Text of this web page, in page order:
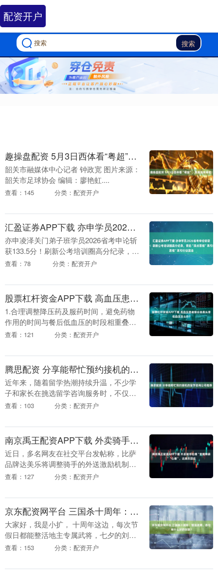
搜索
配资开户
趣操盘配资 5月3日西体看“粤超”，观赛指南来啦！
韶关市融媒体中心记者 钟政宽 图片来源：
韶关市足球协会 编辑：廖艳虹....
查看：145 分类：配资开户
汇盈证券APP下载 亦申学员2026省考申论斩获133.5分！刷新公考培训圈高分纪录，背后“踩点思维”再引行业震动
亦申凌泽关门弟子班学员2026省考申论斩
获133.5分！刷新公考培训圈高分纪录，背
后“踩点思维”再引行业震动 2026年贵州省
查看：78 分类：配资开户
股票杠杆资金APP下载 高血压患者餐后容易头晕低血压怎么办？
1.合理调整降压药及服药时间，避免药物
作用的时间与餐后低血压的时段相重叠。
一般建议高血压患者在早晨起床后服药，
药，最好将服药....
查看：121 分类：配资开户
腾思配资 分享能帮忙预约接机的留学咨询公司推荐
近年来，随着留学热潮持续升温，不少学
子和家长在挑选留学咨询服务时，不仅关
注院校申请、文书撰写等核心环节，对行
求，比如提前预约....
查看：103 分类：配资开户
南京禹王配资APP下载 外卖骑手吐槽“变相降薪”“心塞”，达美乐回应
近日，多名网友在社交平台发帖称，比萨
品牌达美乐将调整骑手的外送激励机制，
这被吐槽是在变相降薪。 根据达美乐发布
送团队激励方案....
查看：127 分类：配资开户
京东配资网平台 三国杀十周年：整活武将，各位有什么好的创意？
大家好，我是小扩， 十周年这边，每次节
假日都能整活地主专属武将，七夕的刘协
曹节，端午的屈原。 刘协曹节 3+3体力
使用牌....
查看：153 分类：配资开户